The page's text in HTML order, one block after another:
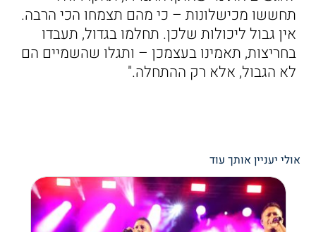
תחששו מכישלונות – כי מהם תצמחו הכי הרבה.
אין גבול ליכולות שלכן. תחלמו בגדול, תעבדו
בחריצות, תאמינו בעצמכן – ותגלו שהשמיים הם
לא הגבול, אלא רק ההתחלה."
אולי יעניין אותך עוד